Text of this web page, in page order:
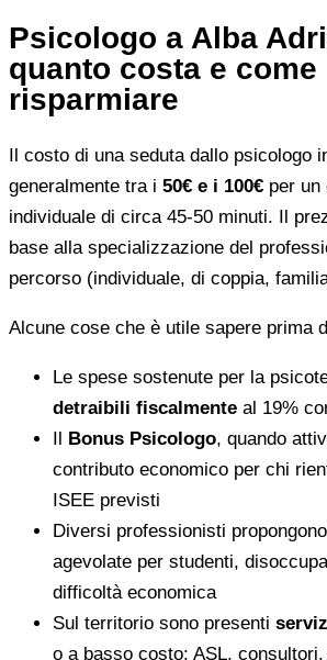
Psicologo a Alba
quanto costa e come
risparmiare
Il costo di una seduta dallo psicologo
generalmente tra i 50€ e i 100€ per un
individuale di circa 45-50 minuti. Il
base alla specializzazione del
percorso (individuale, di coppia,
Alcune cose che è utile sapere prima
Le spese sostenute per la
detraibili fiscalmente al 19%
Il Bonus Psicologo, quando
contributo economico per chi
ISEE previsti
Diversi professionisti propongono
agevolate per studenti,
difficoltà economica
Sul territorio sono presenti
o a basso costo: ASL,